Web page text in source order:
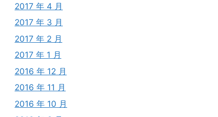
2017 年 4 月
2017 年 3 月
2017 年 2 月
2017 年 1 月
2016 年 12 月
2016 年 11 月
2016 年 10 月